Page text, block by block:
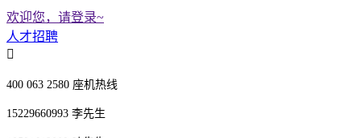
欢迎您，请登录~
人才招聘
400 063 2580 座机热线
15229660993 李先生